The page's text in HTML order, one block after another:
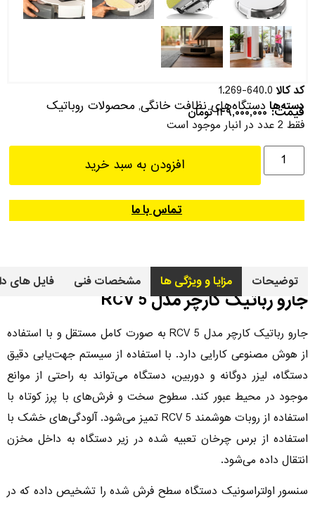
کد کالا 1.269-640.0
دسته‌ها دستگاه‌های نظافت خانگی, محصولات روباتیک قیمت: ۱۴۹,۰۰۰,۰۰۰ تومان
فقط 2 عدد در انبار موجود است
افزودن به سبد خرید
تماس با ما
توضیحات مزایا و ویژگی ها مشخصات فنی فایل های
جارو رباتیک کارچر مدل RCV 5
جارو رباتیک کارچر مدل RCV 5 به صورت کامل مستقل و با استفاده
از هوش مصنوعی کارایی دارد. با استفاده از سیستم جهت‌یابی دقیق
دستگاه، لیزر دوگانه و دوربین، دستگاه می‌تواند به راحتی از موانع
موجود در محیط عبور کند. سطوح سخت و فرش‌های با پرز کوتاه با
استفاده از روبات هوشمند RCV 5 تمیز می‌شود. آلودگی‌های خشک با
استفاده از برس چرخان تعبیه شده در زیر دستگاه به داخل مخزن
انتقال داده می‌شود.
سنسور اولتراسونیک دستگاه سطح فرش شده را تشخیص داده که در